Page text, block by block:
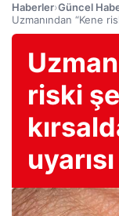
Haberler›Güncel
Uzmanından “Kene
riski
uyarısı